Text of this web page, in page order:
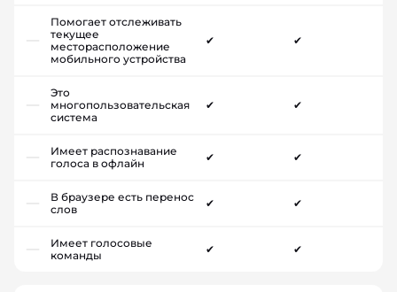
Помогает отслеживать
текущее
месторасположение
мобильного устройства
✔ ✔
Это
многопользовательская
система
✔ ✔
Имеет распознавание
голоса в офлайн
✔ ✔
В браузере есть перенос
слов
✔ ✔
Имеет голосовые
команды
✔ ✔